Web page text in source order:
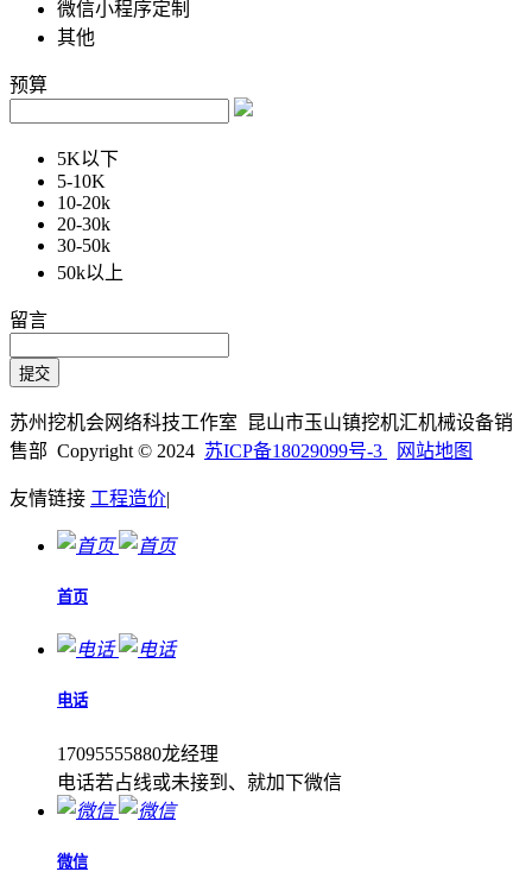
微信小程序定制
其他
预算
5K以下
5-10K
10-20k
20-30k
30-50k
50k以上
留言
苏州挖机会网络科技工作室 昆山市玉山镇挖机汇机械设备销
售部 Copyright © 2024 苏ICP备18029099号-3 网站地图
友情链接 工程造价|
首页
电话
17095555880龙经理
电话若占线或未接到、就加下微信
微信